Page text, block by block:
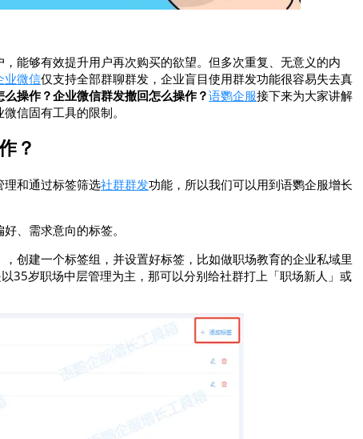
能够有效提升用户再次购买的欲望。但多次重复、无意义的内
业微信仅支持全部群聊群发，企业盲目使用群发功能很容易失去真
操作？企业微信群发撤回怎么操作？语鹦企服接下来为大家讲解
信固有工具的限制。
？
理和通过标签筛选社群群发功能，所以我们可以用到语鹦企服增长
、需求意向的标签。
创建一个标签组，并设置好标签，比如做职场教育的企业私域里
35岁职场中层管理为主，那可以分别给社群打上「职场新人」或